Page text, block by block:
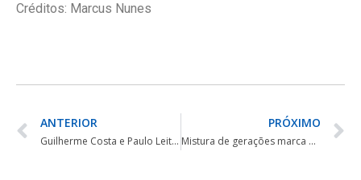
Créditos: Marcus Nunes
ANTERIOR
Guilherme Costa e Paulo Leite vencem 10º Aberto de Duplas da FPCG
PRÓXIMO
Mistura de gerações marca Aberto de Duplas